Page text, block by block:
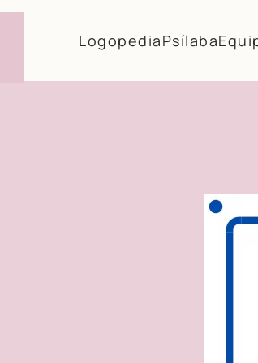
LogopediaPsílaba